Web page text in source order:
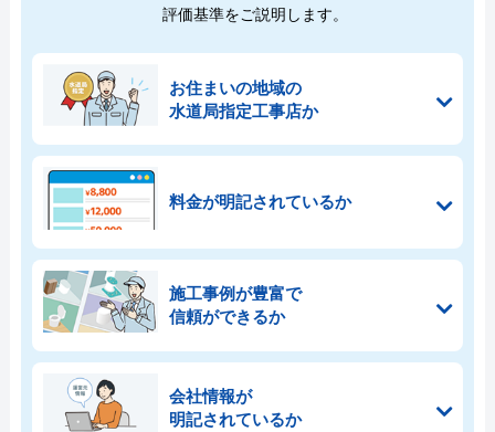
評価基準をご説明します。
お住まいの地域の
水道局指定工事店か
料金が明記されているか
施工事例が豊富で
信頼ができるか
会社情報が
明記されているか